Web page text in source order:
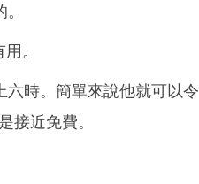
。
時。簡單來說他就可以令
接近免費。